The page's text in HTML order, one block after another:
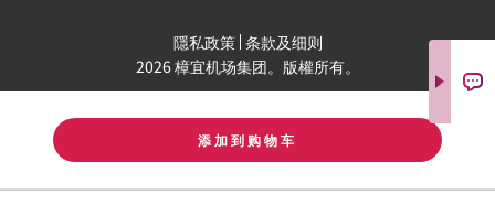
添加到购物车
隱私政策 条款及细则
2026 樟宜机场集团。版權所有。